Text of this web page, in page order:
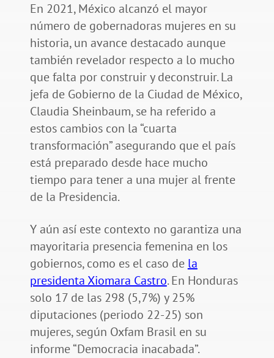
En 2021, México alcanzó el mayor
número de gobernadoras mujeres en su
historia, un avance destacado aunque
también revelador respecto a lo mucho
que falta por construir y deconstruir. La
jefa de Gobierno de la Ciudad de México,
Claudia Sheinbaum, se ha referido a
estos cambios con la “cuarta
transformación” asegurando que el país
está preparado desde hace mucho
tiempo para tener a una mujer al frente
de la Presidencia.
Y aún así este contexto no garantiza una
mayoritaria presencia femenina en los
gobiernos, como es el caso de la
presidenta Xiomara Castro. En Honduras
solo 17 de las 298 (5,7%) y 25%
diputaciones (periodo 22-25) son
mujeres, según Oxfam Brasil en su
informe “Democracia inacabada”.